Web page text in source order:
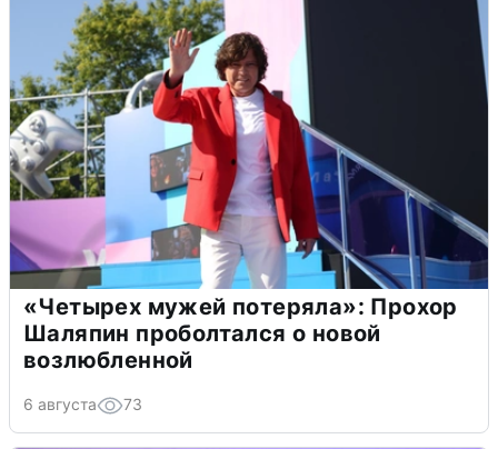
«Четырех мужей потеряла»: Прохор
Шаляпин проболтался о новой
возлюбленной
6 августа 73